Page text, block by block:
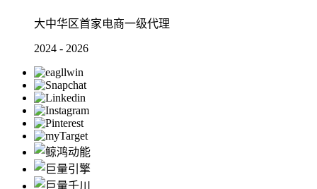
大中华区首家电商一级代理
2024 - 2026